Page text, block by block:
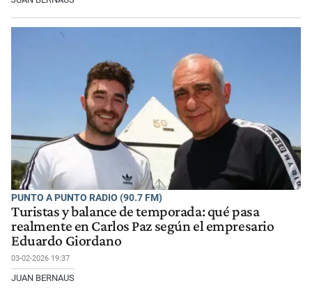
PUNTO A PUNTO RADIO (90.7 FM)
Turistas y balance de temporada: qué pasa
realmente en Carlos Paz según el empresario
Eduardo Giordano
03-02-2026 19:37
JUAN BERNAUS